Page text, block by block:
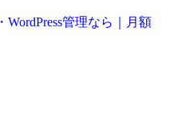
管理なら｜月額